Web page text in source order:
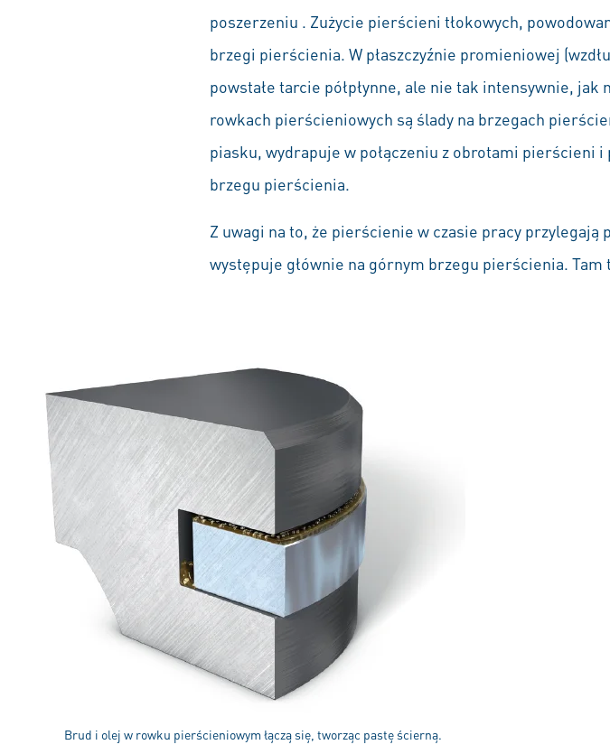
poszerzeniu . Zużycie pierścieni tłokowych,
brzegi pierścienia. W płaszczyźnie promieniowej
powstałe tarcie półpłynne, ale nie tak intensywnie,
rowkach pierścieniowych są ślady na brzegach
piasku, wydrapuje w połączeniu z obrotami pierścieni
brzegu pierścienia.
Z uwagi na to, że pierścienie w czasie pracy
występuje głównie na górnym brzegu pierścienia.
Brud i olej w rowku pierścieniowym łączą się, tworząc pastę ścierną.